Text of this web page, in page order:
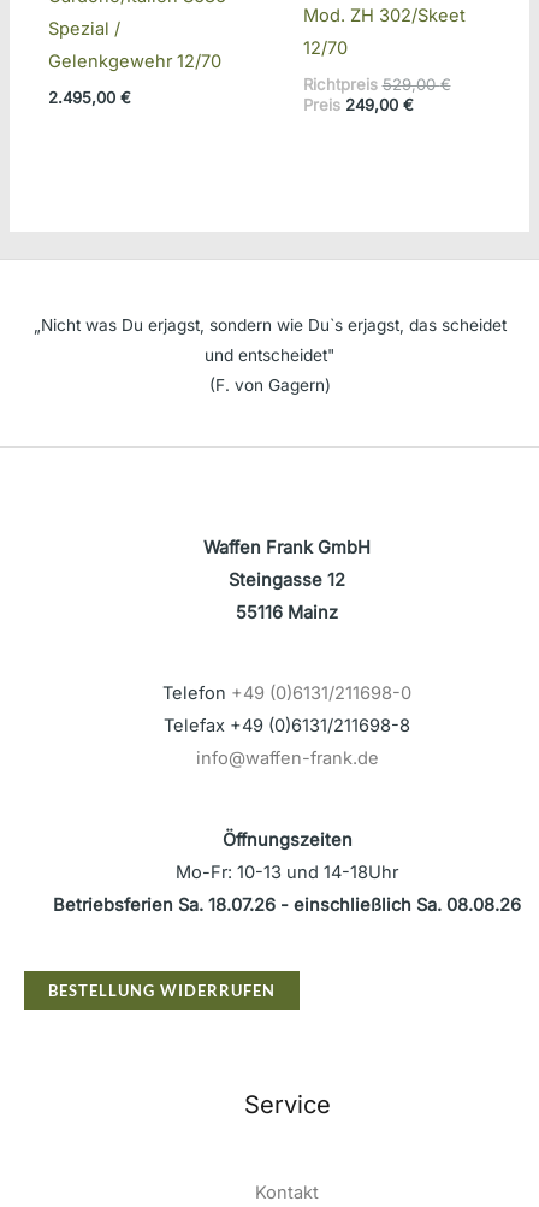
Spezial /
Gelenkgewehr 12/70
2.495,00 €
Mod. ZH 302/Skeet
12/70
Richtpreis 529,00€
Preis 249,00 €Aktueller
„Nicht was Du erjagst, sondern wie Du`s erjagst, das scheidet
und entscheidet"
(F. von Gagern)
Waffen Frank GmbH
Steingasse 12
55116 Mainz
Telefon +49 (0)6131/211698-0
Telefax +49 (0)6131/211698-8
info@waffen-frank.de
Öffnungszeiten
Mo-Fr: 10-13 und 14-18Uhr
Betriebsferien Sa. 18.07.26 - einschließlich Sa. 08.08.26
BESTELLUNG WIDERRUFEN
Service
Kontakt